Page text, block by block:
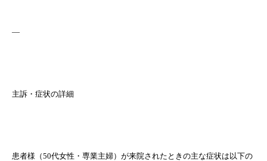
—
主訴・症状の詳細
患者様（50代女性・専業主婦）が来院されたときの主な症状は以下の